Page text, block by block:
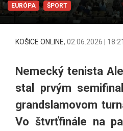
EURÓPA ŠPORT
KOŠICE ONLINE, 02.06.2026 | 18:21
Nemecký tenista
stal prvým
grandslamovom
Vo štvrťfinále na